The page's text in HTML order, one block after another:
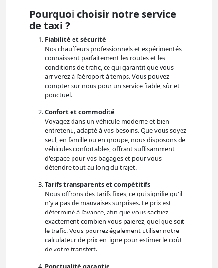
Pourquoi choisir notre service
de taxi ?
Fiabilité et sécurité
Nos chauffeurs professionnels et expérimentés
connaissent parfaitement les routes et les
conditions de trafic, ce qui garantit que vous
arriverez à l’aéroport à temps. Vous pouvez
compter sur nous pour un service fiable, sûr et
ponctuel.
Confort et commodité
Voyagez dans un véhicule moderne et bien
entretenu, adapté à vos besoins. Que vous soyez
seul, en famille ou en groupe, nous disposons de
véhicules confortables, offrant suffisamment
d'espace pour vos bagages et pour vous
détendre tout au long du trajet.
Tarifs transparents et compétitifs
Nous offrons des tarifs fixes, ce qui signifie qu'il
n'y a pas de mauvaises surprises. Le prix est
déterminé à l’avance, afin que vous sachiez
exactement combien vous paierez, quel que soit
le trafic. Vous pourrez également utiliser notre
calculateur de prix en ligne pour estimer le coût
de votre transfert.
Ponctualité garantie